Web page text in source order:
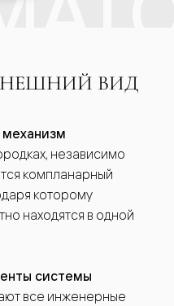
ВИД
независимо
компланарный
которому
находятся в одной
системы
все инженерные